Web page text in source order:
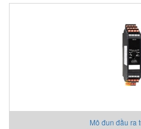
Mô đun đầu ra